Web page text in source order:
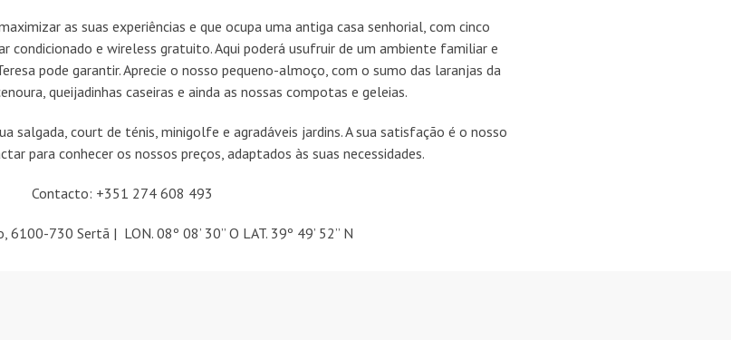
as suas experiências e que ocupa uma antiga casa senhorial, com cinco
condicionado e wireless gratuito. Aqui poderá usufruir de um ambiente familiar e
pode garantir. Aprecie o nosso pequeno-almoço, com o sumo das laranjas da
queijadinhas caseiras e ainda as nossas compotas e geleias.
salgada, court de ténis, minigolfe e agradáveis jardins. A sua satisfação é o nosso
para conhecer os nossos preços, adaptados às suas necessidades.
Contacto: +351 274 608 493
6100-730 Sertã | LON. 08º 08’ 30” O LAT. 39º 49’ 52” N